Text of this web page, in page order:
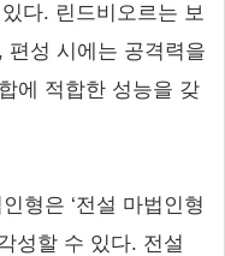
다. 린드비오르는 보
편성 시에는 공격력을
에 적합한 성능을 갖
형은 ‘전설 마법인형
성할 수 있다. 전설